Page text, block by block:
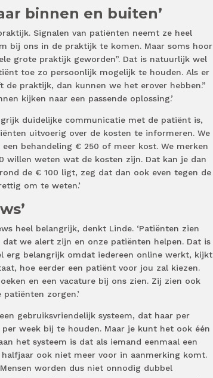
binnen en buiten’
Signalen van patiënten neemt ze heel
bij ons in de praktijk te komen. Maar soms hoor
grote praktijk geworden”. Dat is natuurlijk wel
toe zo persoonlijk mogelijk te houden. Als er
praktijk, dan kunnen we het erover hebben.”
kijken naar een passende oplossing.’
duidelijke communicatie met de patiënt is,
uitvoerig over de kosten te informeren. We
behandeling € 250 of meer kost. We merken
willen weten wat de kosten zijn. Dat kan je dan
de € 100 ligt, zeg dat dan ook even tegen de
om te weten.’
heel belangrijk, denkt Linde. ‘Patiënten zien
we alert zijn en onze patiënten helpen. Dat is
erg belangrijk omdat iedereen online werkt, kijkt
hoe eerder een patiënt voor jou zal kiezen.
en een vacature bij ons zien. Zij zien ook
zorgen.’
gebruiksvriendelijk systeem, dat haar per
week bij te houden. Maar je kunt het ook één
het systeem is dat als iemand eenmaal een
ook niet meer voor in aanmerking komt.
worden dus niet onnodig dubbel